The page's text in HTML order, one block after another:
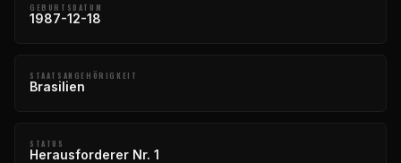
GEBURTSDATUM
1987-12-18
STAATSANGEHÖRIGKEIT
Brasilien
STATUS
Herausforderer Nr. 1